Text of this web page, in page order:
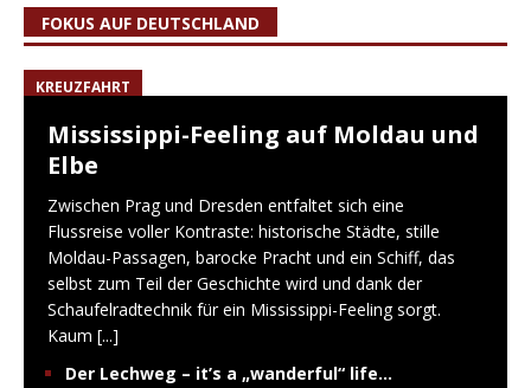
FOKUS AUF DEUTSCHLAND
KREUZFAHRT
Mississippi-Feeling auf Moldau und
Elbe
Zwischen Prag und Dresden entfaltet sich eine
Flussreise voller Kontraste: historische Städte, stille
Moldau-Passagen, barocke Pracht und ein Schiff, das
selbst zum Teil der Geschichte wird und dank der
Schaufelradtechnik für ein Mississippi-Feeling sorgt.
Kaum [...]
Der Lechweg – it’s a „wanderful“ life…